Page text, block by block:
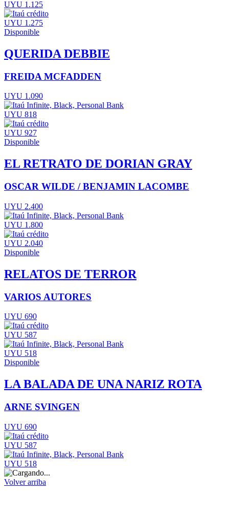
UYU 1.125
UYU 1.275
Disponible
QUERIDA DEBBIE
FREIDA MCFADDEN
UYU 1.090
UYU 818
UYU 927
Disponible
EL RETRATO DE DORIAN GRAY
OSCAR WILDE / BENJAMIN LACOMBE
UYU 2.400
UYU 1.800
UYU 2.040
Disponible
RELATOS DE TERROR
VARIOS AUTORES
UYU 690
UYU 587
UYU 518
Disponible
LA BALADA DE UNA NARIZ ROTA
ARNE SVINGEN
UYU 690
UYU 587
UYU 518
Volver arriba